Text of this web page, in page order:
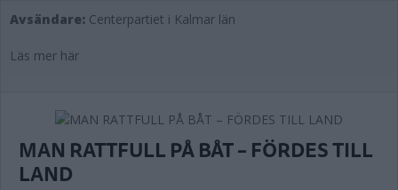
Avsändare: Centerpartiet i Kalmar län
Läs mer här
MAN RATTFULL PÅ BÅT – FÖRDES TILL
LAND